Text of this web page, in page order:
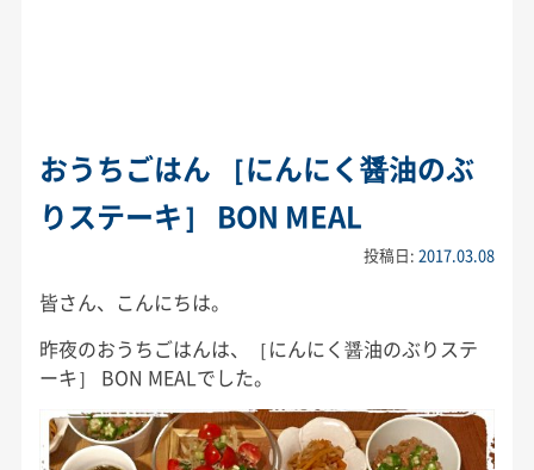
おうちごはん ［にんにく醤油のぶ
りステーキ］ BON MEAL
投稿日:2017.03.08
皆さん、こんにちは。
昨夜のおうちごはんは、［にんにく醤油のぶりステ
ーキ］ BON MEALでした。